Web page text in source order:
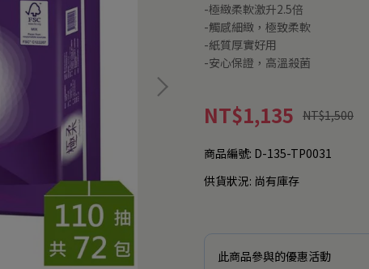
-極緻柔軟激升2.5倍
-觸感細緻，極致柔軟
-紙質厚實好用
-安心保證，高溫殺菌
NT$1,135 NT$1,500
商品編號: D-135-TP0031
供貨狀況: 尚有庫存
此商品參與的優惠活動